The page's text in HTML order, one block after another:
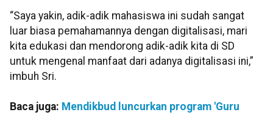
“Saya yakin, adik-adik mahasiswa ini sudah sangat
luar biasa pemahamannya dengan digitalisasi, mari
kita edukasi dan mendorong adik-adik kita di SD
untuk mengenal manfaat dari adanya digitalisasi ini,”
imbuh Sri.
Baca juga: Mendikbud luncurkan program 'Guru